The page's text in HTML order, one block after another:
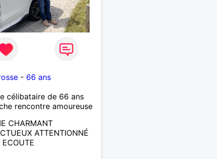
- 66 ans
célibataire de 66 ans
rencontre amoureuse
CHARMANT
ATTENTIONNÉ